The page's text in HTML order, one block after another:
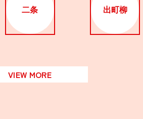
二条 出町柳
VIEW MORE